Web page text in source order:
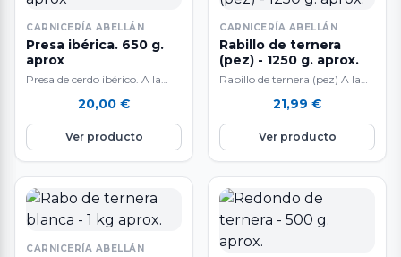
CARNICERÍA ABELLÁN
Presa ibérica. 650 g.
aprox
Presa de cerdo ibérico. A la
aproximadamente.
Extraordinario sabor. El…
20,00 €
Ver producto
CARNICERÍA ABELLÁN
Rabillo de ternera
(pez) - 1250 g. aprox.
Rabillo de ternera (pez) A la
aproximadamente. Corte
muy apreciado…
21,99 €
Ver producto
CARNICERÍA ABELLÁN